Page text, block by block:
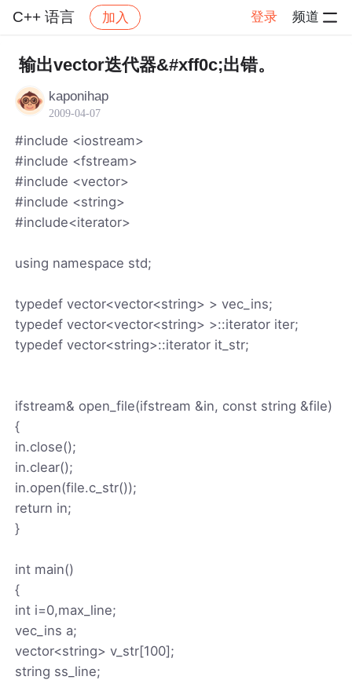
C++ 语言 加入 登录 频道
社区 C++ 语言 帖子详情
输出vector迭代器&#xff0c;出错。
kaponihap
2009-04-07
#include <iostream>
#include <fstream>
#include <vector>
#include <string>
#include<iterator>
using namespace std;
typedef vector<vector<string> > vec_ins;
typedef vector<vector<string> >::iterator iter;
typedef vector<string>::iterator it_str;
ifstream& open_file(ifstream &in, const string &file)
{
in.close();
in.clear();
in.open(file.c_str());
return in;
}
int main()
{
int i=0,max_line;
vec_ins a;
vector<string> v_str[100];
string ss_line;